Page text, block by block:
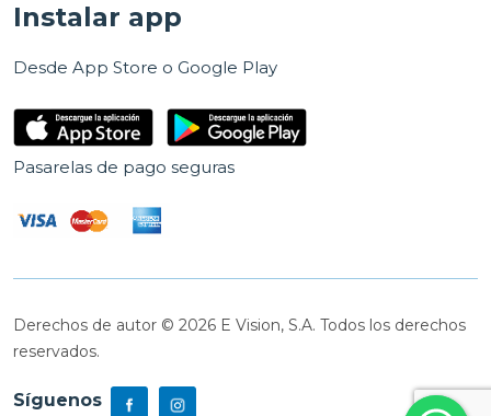
Instalar app
Desde App Store o Google Play
Pasarelas de pago seguras
Derechos de autor © 2026 E Vision, S.A. Todos los derechos
reservados.
Síguenos